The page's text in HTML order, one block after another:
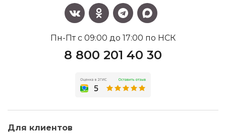
Пн-Пт с 09:00 до 17:00 по НСК
8 800 201 40 30
Для клиентов